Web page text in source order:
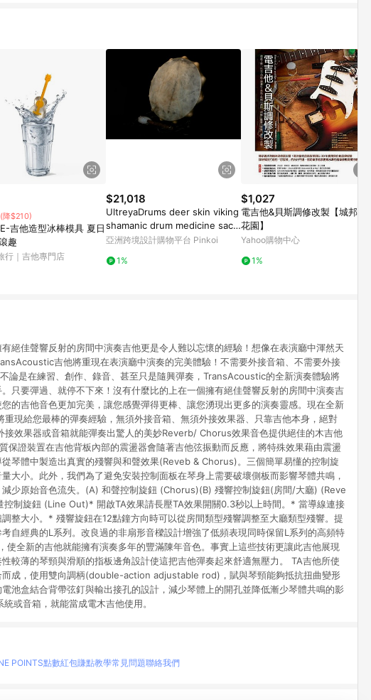
(降$210)
吉他造型冰棒模具 夏日
趣
行｜吉他專門店
$21,018
UltreyaDrums deer skin viking
shamanic drum medicine sacr
ed
亞洲跨境設計購物平台 Pinkoi
1%
$1,027
電吉他&貝斯調修改製【城邦讀書
花園】
Yahoo購物中心
1%
絕佳聲響反射的房間中演奏吉他更是令人難以忘懷的經驗！想像在表演廳中渾然天
吉他將重現在表演廳中演奏的完美體驗！不需要外接音箱、不需要外接
論是在練習、創作、錄音、甚至只是隨興彈奏，TransAcoustic的全新演奏體驗將
只要彈過、就停不下來！沒有什麼比的上在一個擁有絕佳聲響反射的房間中演奏吉
的吉他音色更加完美，讓您感覺彈得更棒、讓您湧現出更多的演奏靈感。現在全新
現給您最棒的彈奏經驗，無須外接音箱、無須外接效果器、只靠吉他本身，絕對
接效果器或音箱就能彈奏出驚人的美妙Reverb/ Chorus效果音色提供絕佳的木吉他
保證裝置在吉他背板內部的震盪器會隨著吉他弦振動而反應，將特殊效果藉由震盪
琴體中製造出真實的殘響與和聲效果(Reveb & Chorus)。三個簡單易懂的控制旋
大小。此外，我們為了避免安裝控制面板在琴身上需要破壞側板而影響琴體共鳴，
少原始音色流失。(A) 和聲控制旋鈕 (Chorus)(B) 殘響控制旋鈕(房間/大廳) (Reve
制旋鈕 (Line Out)* 開啟TA效果請長壓TA效果開關0.3秒以上時間。* 當導線連接
整大小。* 殘響旋鈕在12點鐘方向時可以從房間類型殘響調整至大廳類型殘響。提
自經典的L系列。改良過的非扇形音樑設計增強了低頻表現同時保留L系列的高頻特
使全新的吉他就能擁有演奏多年的豐滿陳年音色。事實上這些技術更讓此吉他展現
較薄的琴頸與滑順的指板邊角設計使這把吉他彈奏起來舒適無壓力。 TA吉他所使
而成，使用雙向調柄(double-action adjustable rod)，賦與琴頸能夠抵抗扭曲變形
池盒結合背帶弦釘與輸出接孔的設計，減少琴體上的開孔並降低漸少琴體共鳴的影
或音箱，就能當成電木吉他使用。
POINTS點數紅包賺點教學常見問題聯絡我們